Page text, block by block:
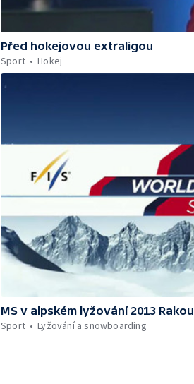
Před hokejovou extraligou
Sport
Hokej
MS v alpském lyžování 2013
Sport
Lyžování a snowboarding